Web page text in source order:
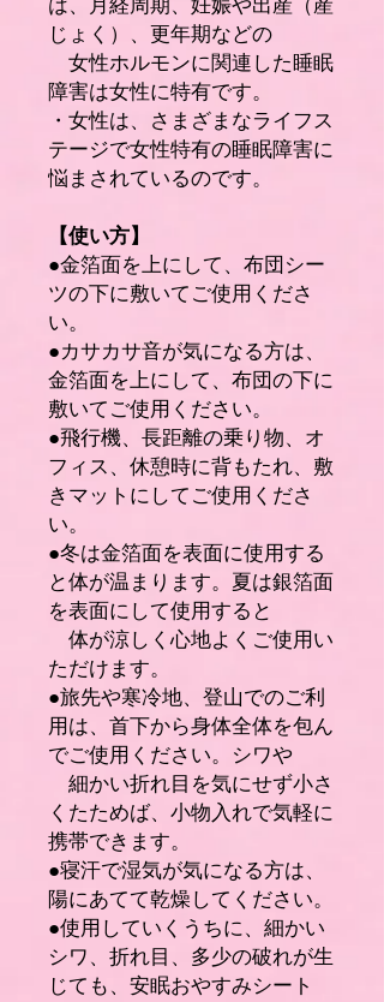
は、月経周期、妊娠や出産（産
じょく）、更年期などの
女性ホルモンに関連した睡眠
障害は女性に特有です。
・女性は、さまざまなライフス
テージで女性特有の睡眠障害に
悩まされているのです。
【使い方】
●金箔面を上にして、布団シー
ツの下に敷いてご使用くださ
い。
●カサカサ音が気になる方は、
金箔面を上にして、布団の下に
敷いてご使用ください。
●飛行機、長距離の乗り物、オ
フィス、休憩時に背もたれ、敷
きマットにしてご使用くださ
い。
●冬は金箔面を表面に使用する
と体が温まります。夏は銀箔面
を表面にして使用すると
体が涼しく心地よくご使用い
ただけます。
●旅先や寒冷地、登山でのご利
用は、首下から身体全体を包ん
でご使用ください。シワや
細かい折れ目を気にせず小さ
くたためば、小物入れで気軽に
携帯できます。
●寝汗で湿気が気になる方は、
陽にあてて乾燥してください。
●使用していくうちに、細かい
シワ、折れ目、多少の破れが生
じても、安眠おやすみシート